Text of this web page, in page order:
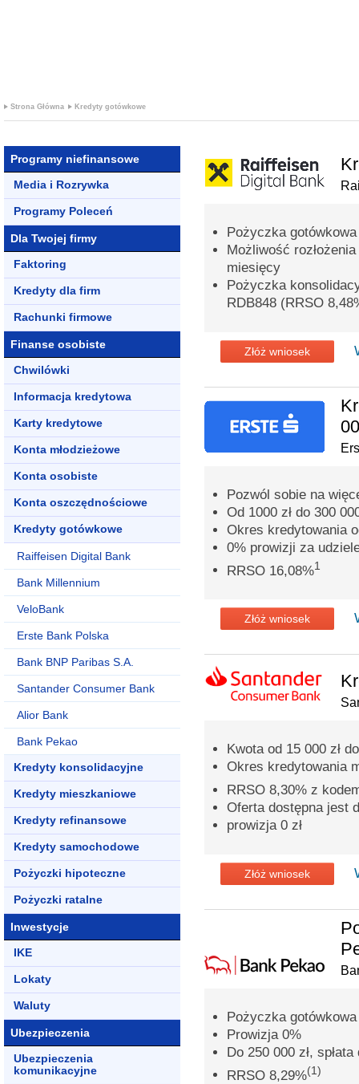
Strona Główna Kredyty gotówkowe
Programy niefinansowe
Media i Rozrywka
Programy Poleceń
Dla Twojej firmy
Faktoring
Kredyty dla firm
Rachunki firmowe
Finanse osobiste
Chwilówki
Informacja kredytowa
Karty kredytowe
Konta młodzieżowe
Konta osobiste
Konta oszczędnościowe
Kredyty gotówkowe
Raiffeisen Digital Bank
Bank Millennium
VeloBank
Erste Bank Polska
Bank BNP Paribas S.A.
Santander Consumer Bank
Alior Bank
Bank Pekao
Kredyty konsolidacyjne
Kredyty mieszkaniowe
Kredyty refinansowe
Kredyty samochodowe
Pożyczki hipoteczne
Pożyczki ratalne
Inwestycje
IKE
Lokaty
Waluty
Ubezpieczenia
Ubezpieczenia
komunikacyjne
Pożyczka gotówkowa
Możliwość
miesięcy
Pożyczka
RDB848 (RRSO
Złóż wniosek
Pozwól sobie na
Od 1000 zł do 300
Okres kredytowania
0% prowizji za
RRSO 16,08%1
Złóż wniosek
Kwota od 15 000 zł
Okres kredytowania
RRSO 8,30% z
Oferta dostępna jest
prowizja 0 zł
Złóż wniosek
Pożyczka
Prowizja 0%
Do 250 000 zł,
RRSO 8,29%(1)